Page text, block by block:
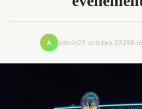
A admin22 octobre 20256